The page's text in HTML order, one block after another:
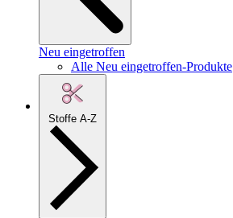
Neu eingetroffen
Alle Neu eingetroffen-Produkte
Stoffe A-Z